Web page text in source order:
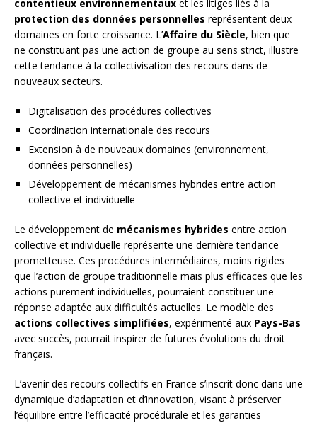
contentieux environnementaux et les litiges liés à la
protection des données personnelles représentent deux
domaines en forte croissance. L’Affaire du Siècle, bien que
ne constituant pas une action de groupe au sens strict, illustre
cette tendance à la collectivisation des recours dans de
nouveaux secteurs.
Digitalisation des procédures collectives
Coordination internationale des recours
Extension à de nouveaux domaines (environnement,
données personnelles)
Développement de mécanismes hybrides entre action
collective et individuelle
Le développement de mécanismes hybrides entre action
collective et individuelle représente une dernière tendance
prometteuse. Ces procédures intermédiaires, moins rigides
que l’action de groupe traditionnelle mais plus efficaces que les
actions purement individuelles, pourraient constituer une
réponse adaptée aux difficultés actuelles. Le modèle des
actions collectives simplifiées, expérimenté aux Pays-Bas
avec succès, pourrait inspirer de futures évolutions du droit
français.
L’avenir des recours collectifs en France s’inscrit donc dans une
dynamique d’adaptation et d’innovation, visant à préserver
l’équilibre entre l’efficacité procédurale et les garanties